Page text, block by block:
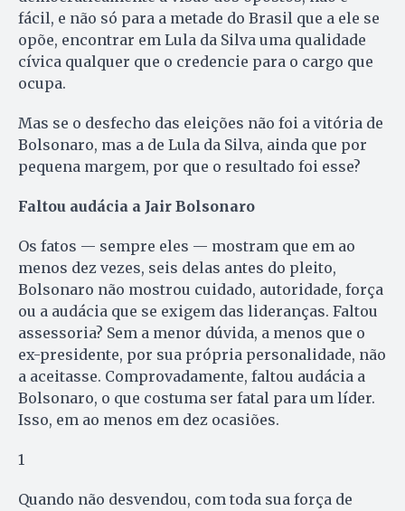
fácil, e não só para a metade do Brasil que a ele se
opõe, encontrar em Lula da Silva uma qualidade
cívica qualquer que o credencie para o cargo que
ocupa.
Mas se o desfecho das eleições não foi a vitória de
Bolsonaro, mas a de Lula da Silva, ainda que por
pequena margem, por que o resultado foi esse?
Faltou audácia a Jair Bolsonaro
Os fatos — sempre eles — mostram que em ao
menos dez vezes, seis delas antes do pleito,
Bolsonaro não mostrou cuidado, autoridade, força
ou a audácia que se exigem das lideranças. Faltou
assessoria? Sem a menor dúvida, a menos que o
ex-presidente, por sua própria personalidade, não
a aceitasse. Comprovadamente, faltou audácia a
Bolsonaro, o que costuma ser fatal para um líder.
Isso, em ao menos em dez ocasiões.
1
Quando não desvendou, com toda sua força de